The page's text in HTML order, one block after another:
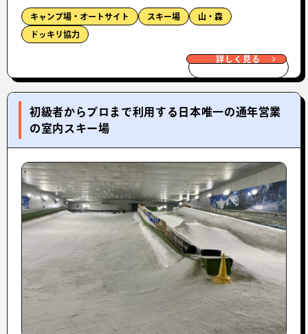
キャンプ場・オートサイト スキー場 山・森
ドッキリ協力
詳しく見る
初級者からプロまで利用する日本唯一の通年営業
の室内スキー場